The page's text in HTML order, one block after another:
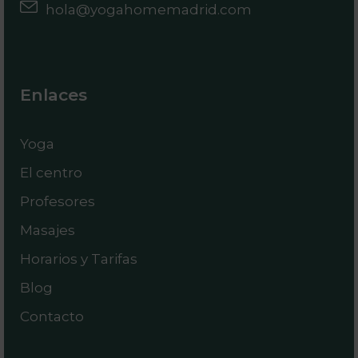
hola@yogahomemadrid.com
Enlaces
Yoga
El centro
Profesores
Masajes
Horarios y Tarifas
Blog
Contacto